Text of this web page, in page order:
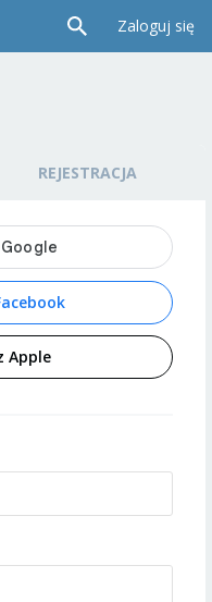
Zaloguj się
REJESTRACJA
Apple